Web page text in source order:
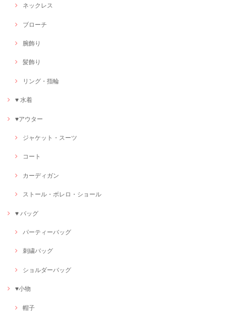
ネックレス
ブローチ
腕飾り
髪飾り
リング・指輪
♥ 水着
♥アウター
ジャケット・スーツ
コート
カーディガン
ストール・ボレロ・ショール
♥ バッグ
パーティーバッグ
刺繍バッグ
ショルダーバッグ
♥小物
帽子